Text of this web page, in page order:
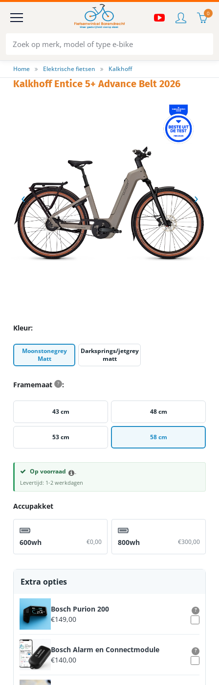
0
Home Elektrische fietsen Kalkhoff
Kalkhoff Entice 5+ Advance Belt 2026
‹ ›
Kleur
Moonstonegrey
Matt
Darksprings/jetgrey
matt
Framemaat ?
43 cm 48 cm
53 cm 58 cm
Op voorraad -
Levertijd: 1-2 werkdagen
Accupakket
600wh €0,00 800wh €300,00
Extra opties
Bosch Purion 200 ?
€149,00
Bosch Alarm en Connectmodule ?
€140,00